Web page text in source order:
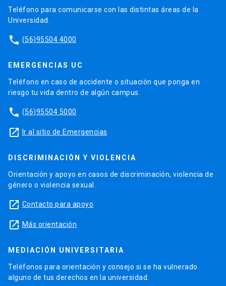
Teléfono para comunicarse con las distintas áreas de la
Universidad.
phone (56)95504 4000
EMERGENCIAS UC
Teléfono en caso de accidente o situación que ponga en
riesgo tu vida dentro de algún campus.
phone (56)95504 5000
launch Ir al sitio de Emergencias
DISCRIMINACIÓN Y VIOLENCIA
Orientación y apoyo en casos de discriminación, violencia de
género o violencia sexual.
launch Contacto para apoyo
launch Más orientación
MEDIACIÓN UNIVERSITARIA
Teléfonos para orientación y consejo si se ha vulnerado
alguno de tus derechos en la universidad.